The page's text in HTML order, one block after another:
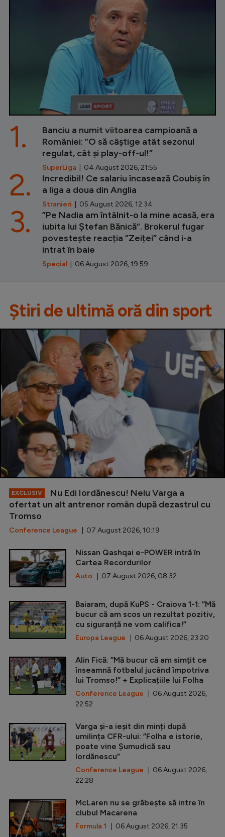
Banciu a numit viitoarea campioană a
României: ”O să câștige atât sezonul
regulat, cât și play-off-ul!”
SuperLiga | 04 August 2026, 21:55
1.
Incredibil! Ce salariu încasează Coubiș în
a liga a doua din Anglia
Stranieri | 05 August 2026, 12:34
2.
”Pe Nadia am întâlnit-o la mine acasă, era
iubita lui Ștefan Bănică”. Brokerul fugar
povestește reacția ”Zeiței” când i-a
intrat în baie
Special | 06 August 2026, 19:59
3.
Știri de ultimă oră din sport
EXCLUSIV
Nu Edi Iordănescu! Nelu Varga a
ofertat un alt antrenor român după dezastrul cu
Tromso
Conference League | 07 August 2026, 10:19
Nissan Qashqai e-POWER intră în
Cartea Recordurilor
Auto | 07 August 2026, 08:32
Baiaram, după KuPS - Craiova 1-1: ”Mă
bucur că am scos un rezultat pozitiv,
cu siguranță ne vom califica!”
Europa League | 06 August 2026, 23:20
Alin Fică: ”Mă bucur că am simțit ce
înseamnă fotbalul jucând împotriva
lui Tromso!” + Explicațiile lui Folha
Conference League | 06 August 2026,
22:52
Varga și-a ieșit din minți după
umilința CFR-ului: ”Folha e istorie,
poate vine Șumudică sau
Iordănescu”
Conference League | 06 August 2026,
22:28
McLaren nu se grăbește să intre în
clubul Macarena
Formula 1 | 06 August 2026, 21:35